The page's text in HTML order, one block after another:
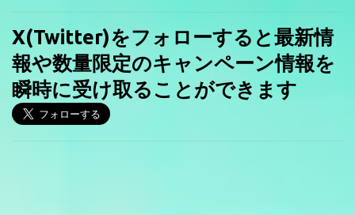
X(Twitter)をフォローすると最新情
報や数量限定のキャンペーン情報を
瞬時に受け取ることができます